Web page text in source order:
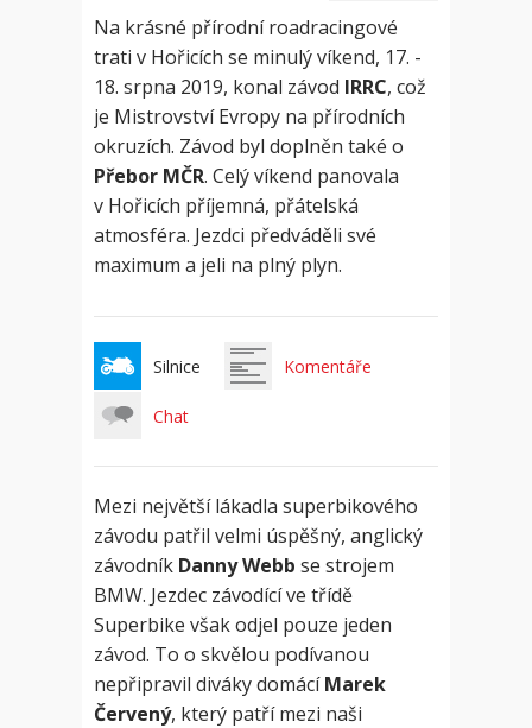
Na krásné přírodní roadracingové
trati v Hořicích se minulý víkend, 17. -
18. srpna 2019, konal závod IRRC, což
je Mistrovství Evropy na přírodních
okruzích. Závod byl doplněn také o
Přebor MČR. Celý víkend panovala
v Hořicích příjemná, přátelská
atmosféra. Jezdci předváděli své
maximum a jeli na plný plyn.
Silnice Komentáře
Chat
Mezi největší lákadla superbikového
závodu patřil velmi úspěšný, anglický
závodník Danny Webb se strojem
BMW. Jezdec závodící ve třídě
Superbike však odjel pouze jeden
závod. To o skvělou podívanou
nepřipravil diváky domácíMarek
Červený, který patří mezi naši